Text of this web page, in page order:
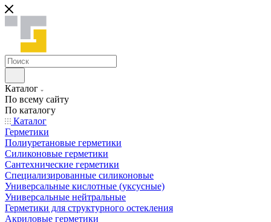
Каталог
По всему сайту
По каталогу
Каталог
Герметики
Полиуретановые герметики
Силиконовые герметики
Сантехнические герметики
Специализированные силиконовые
Универсальные кислотные (уксусные)
Универсальные нейтральные
Герметики для структурного остекления
Акриловые герметики